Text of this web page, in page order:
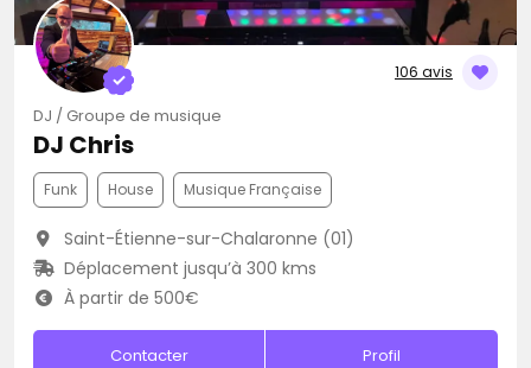
106 avis
DJ / Groupe de musique
DJ Chris
Funk House Musique Française
Saint-Étienne-sur-Chalaronne (01)
Déplacement jusqu’à 300 kms
À partir de 500€
Contacter Profil